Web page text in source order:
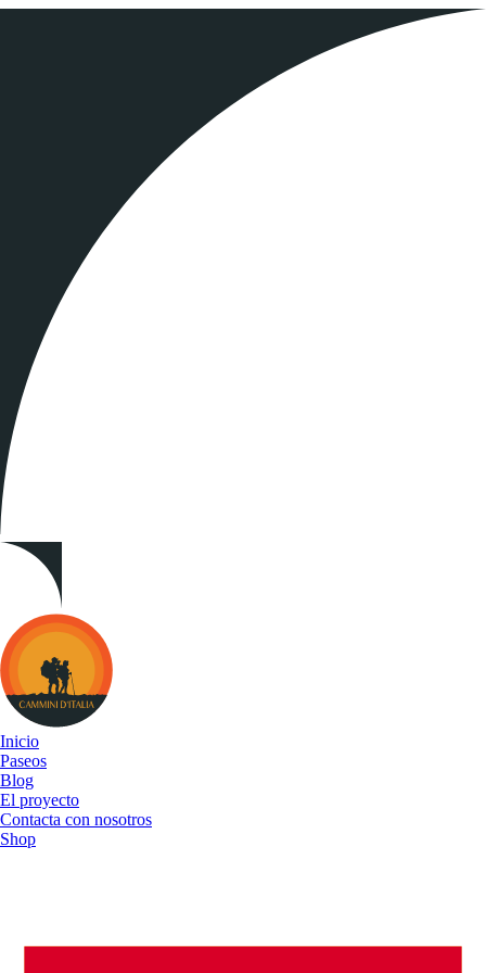
Cammini
d&#039;Italia
Inicio
Paseos
Blog
El proyecto
Contacta con nosotros
Shop